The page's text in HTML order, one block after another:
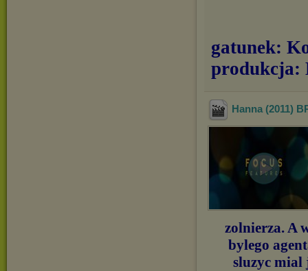
gatunek:
produkcja:
Hanna (2011)
zolnierza. A
bylego
sluzyc mial